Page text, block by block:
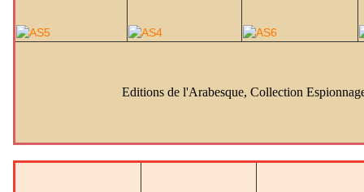
Editions de l'Arabesque, Collection